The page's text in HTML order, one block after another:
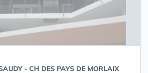
- CH DES PAYS DE MORLAIX